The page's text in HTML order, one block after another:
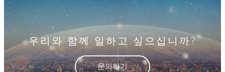
우리와 함께 일하고 싶으십니까?
문의하기